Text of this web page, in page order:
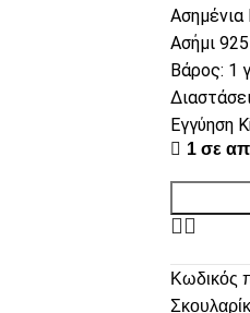
Ασήμι 925
Βάρος: 1
Εγγύηση
1 σε
Κωδικός